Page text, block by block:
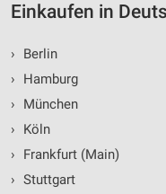
Einkaufen in
›
Berlin
›
Hamburg
›
München
›
Köln
›
Frankfurt (Main)
› Stuttgart